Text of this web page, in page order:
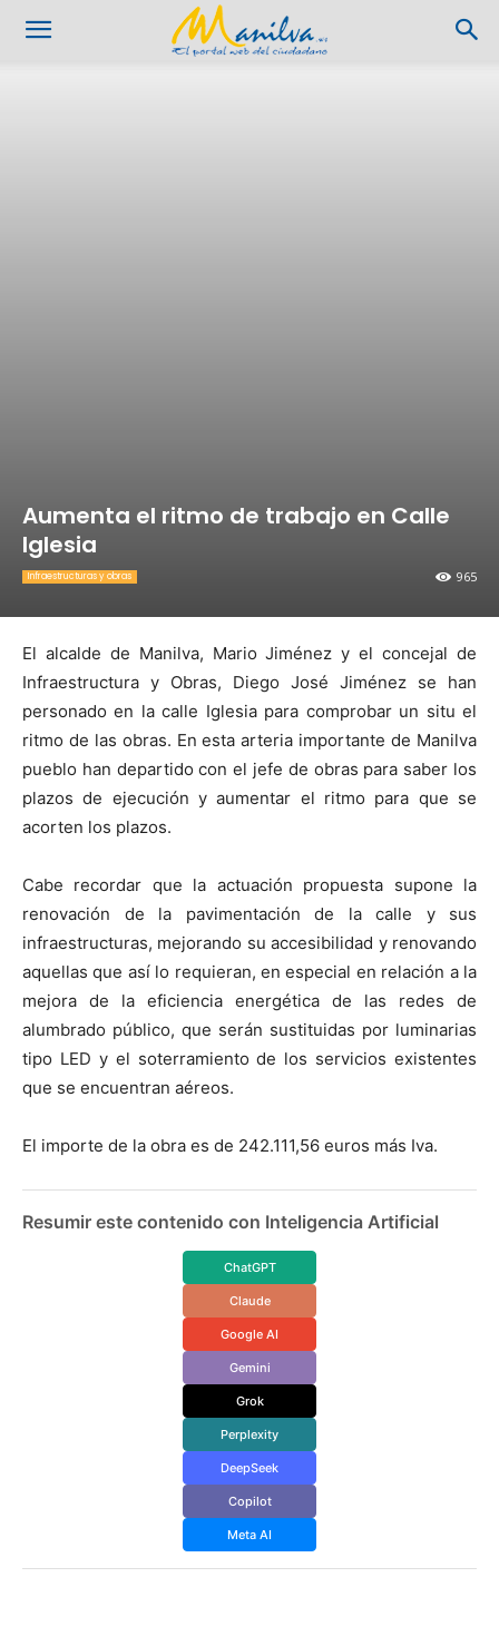
Aumenta el ritmo de trabajo en Calle
Iglesia
965
Infraestructuras y obras
El alcalde de Manilva, Mario Jiménez y el concejal de
Infraestructura y Obras, Diego José Jiménez se han
personado en la calle Iglesia para comprobar un situ el
ritmo de las obras. En esta arteria importante de Manilva
pueblo han departido con el jefe de obras para saber los
plazos de ejecución y aumentar el ritmo para que se
acorten los plazos.
Cabe recordar que la actuación propuesta supone la
renovación de la pavimentación de la calle y sus
infraestructuras, mejorando su accesibilidad y renovando
aquellas que así lo requieran, en especial en relación a la
mejora de la eficiencia energética de las redes de
alumbrado público, que serán sustituidas por luminarias
tipo LED y el soterramiento de los servicios existentes
que se encuentran aéreos.
El importe de la obra es de 242.111,56 euros más Iva.
Resumir este contenido con Inteligencia Artificial
ChatGPT
Claude
Google AI
Gemini
Grok
Perplexity
DeepSeek
Copilot
Meta AI